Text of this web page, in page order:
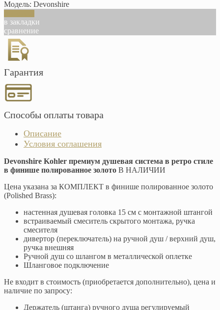
Модель: Devonshire
в закладки
сравнение
Гарантия
Способы оплаты товара
Описание
Условия соглашения
Devonshire Kohler премиум душевая система в ретро стиле
в финише полированное золото В НАЛИЧИИ
Цена указана за КОМПЛЕКТ в финише полированное золото
(‎Polished Brass):
настенная душевая головка 15 см с монтажной штангой
встраиваемый смеситель скрытого монтажа, ручка
смесителя
дивертор (переключатель) на ручной душ / верхний душ,
ручка внешняя
Ручной душ со шлангом в металлической оплетке
Шланговое подключение
Не входит в стоимость (приобретается дополнительно), цена и
наличие по запросу:
Держатель (штанга) ручного душа регулируемый